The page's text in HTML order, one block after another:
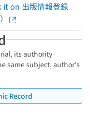
it on 出版情報登録
its authority
same subject, author's
Record